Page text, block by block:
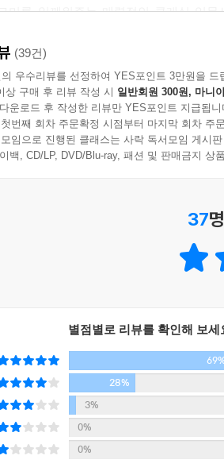
적으로는 고전주의 시대로 분류돼 있지
대에도 클라리넷과 얽힌 재미있는 이야
했다고 한다. 높은 음으로 이뤄진 멜로
의 요구가 있으면 아무리 어렵더라도
서 보듯이 클라리넷이란 이름을 만든 연
르간을 수식하는 문장이 하나 더 있는
로 악기의 제작자를 ‘메이커(Maker)’가
볼 수 있는 파이프 오르간의 구조와 소
바퀴를 달리고 있다는 착각이 들 때, 항
될 수밖에 없다면 이 곡으로 위로를 받
이 제시해주는 규칙적인 시간과 리듬
자의 매력을 가지고 반복을 거듭하니
미를 일깨워주는 매력적인 클래식 입
래식과 친해질 수 있다. 이 책을 통해
이도 더해질 것이다.
(39건)
우수리뷰를 선정하여 YES포인트 3만원을 드
상 구매 후 리뷰 작성 시 일반회원 300원, 마니
운로드 후 작성한 리뷰만 YES포인트 지급됩니
번째 회차 주문확정 시점부터 마지막 회차 주
임으로 진행된 클래스는 사락 독서모임 게시
백, CD/LP, DVD/Blu-ray, 패션 및 판매금지 상
37
별점별로 리뷰를 확인해 보세
28%
3%
0%
0%